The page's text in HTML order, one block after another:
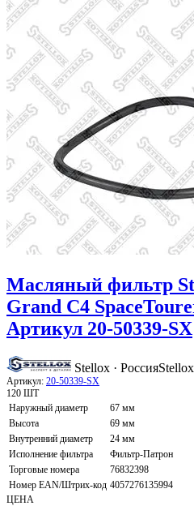
Масляный фильтр
Grand C4
Артикул 20-50339-SX
Stellox · Россия
Артикул: 20-50339-SX
120 ШТ
Наружный диаметр
67 мм
Высота
69 мм
Внутренний диаметр
24 мм
Исполнение фильтра
Фильтр-Патрон
Торговые номера
76832398
Номер EAN/Штрих-код 4057276135994
ЦЕНА